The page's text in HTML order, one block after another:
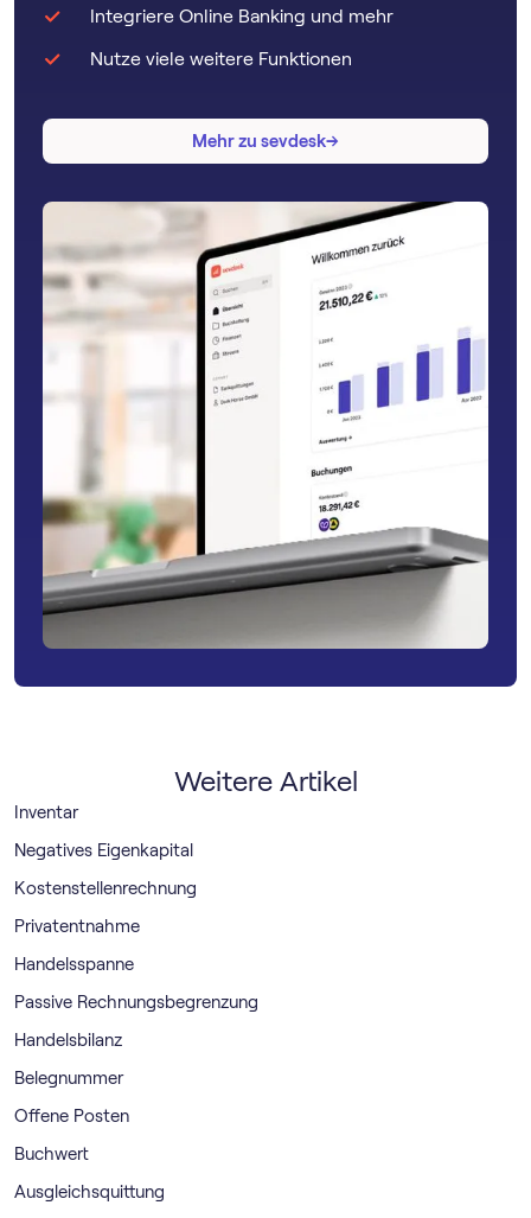
Integriere Online Banking und mehr
Nutze viele weitere Funktionen
Mehr zu sevdesk→
→
Weitere Artikel
Inventar
Negatives Eigenkapital
Kostenstellenrechnung
Privatentnahme
Handelsspanne
Passive Rechnungsbegrenzung
Handelsbilanz
Belegnummer
Offene Posten
Buchwert
Ausgleichsquittung